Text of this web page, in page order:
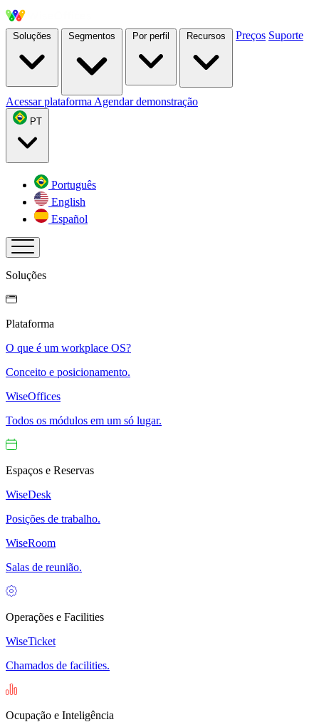
Soluções Segmentos Por perfil Recursos Preços Suporte
Acessar plataforma Agendar demonstração
PT
Português
English
Español
Soluções
Plataforma
O que é um workplace OS?
Conceito e posicionamento.
WiseOffices
Todos os módulos em um só lugar.
Espaços e Reservas
WiseDesk
Posições de trabalho.
WiseRoom
Salas de reunião.
Operações e Facilities
WiseTicket
Chamados de facilities.
Ocupação e Inteligência